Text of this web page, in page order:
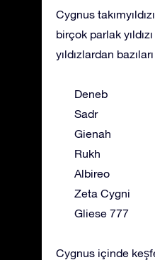
Cygnus
birçok parlak
yıldızlardan
Deneb
Sadr
Gienah
Rukh
Albireo
Zeta Cygni
Gliese 777
Cygnus içinde